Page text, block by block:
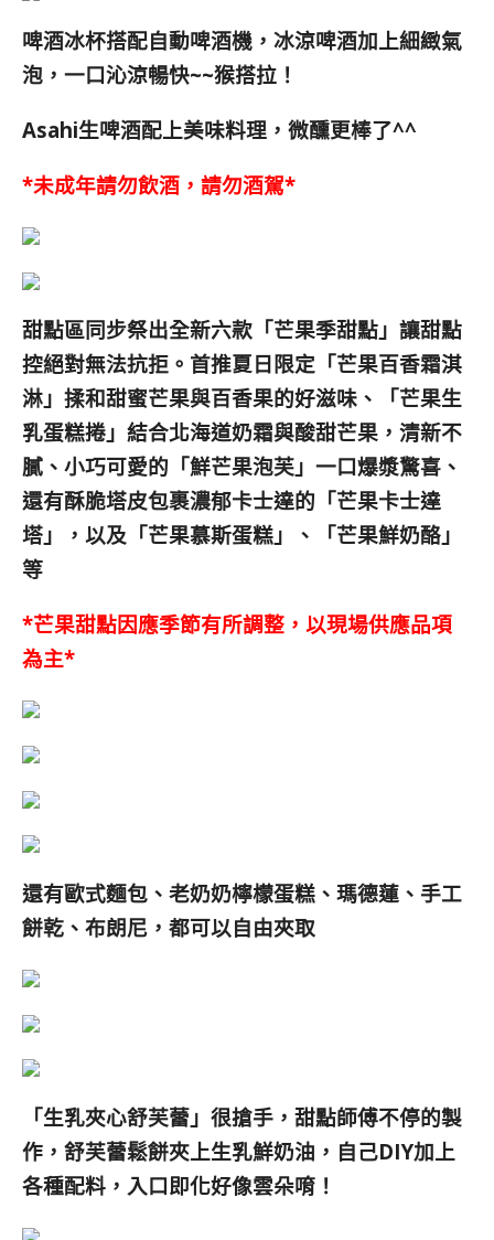
啤酒冰杯搭配自動啤酒機，冰涼啤酒加上細緻氣
泡，一口沁涼暢快~~猴搭拉！
Asahi生啤酒配上美味料理，微醺更棒了^^
*未成年請勿飲酒，請勿酒駕*
甜點區同步祭出全新六款「芒果季甜點」讓甜點
控絕對無法抗拒。首推夏日限定「芒果百香霜淇
淋」揉和甜蜜芒果與百香果的好滋味、「芒果生
乳蛋糕捲」結合北海道奶霜與酸甜芒果，清新不
膩、小巧可愛的「鮮芒果泡芙」一口爆漿驚喜、
還有酥脆塔皮包裹濃郁卡士達的「芒果卡士達
塔」，以及「芒果慕斯蛋糕」、「芒果鮮奶酪」
等
*芒果甜點因應季節有所調整，以現場供應品項
為主*
還有歐式麵包、老奶奶檸檬蛋糕、瑪德蓮、手工
餅乾、布朗尼，都可以自由夾取
「生乳夾心舒芙蕾 」 很搶手，甜點師傅不停的製
作，舒芙蕾鬆餅夾上生乳鮮奶油，自己DIY加上
各種配料，入口即化好像雲朵唷！